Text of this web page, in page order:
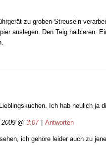
zu groben Streuseln
auslegen. Den Teig halbieren.
Ich hab neulich ja
@ 3:07 | Antworten
ich gehöre leider auch zu